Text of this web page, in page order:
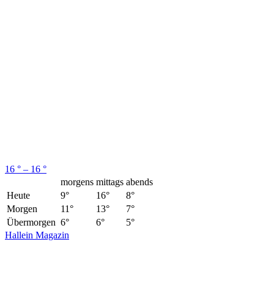
16 ° – 16 °
morgens mittags abends
Heute
9° 16°
8°
Morgen
11° 13°
7°
Übermorgen 6° 6°
5°
Hallein Magazin